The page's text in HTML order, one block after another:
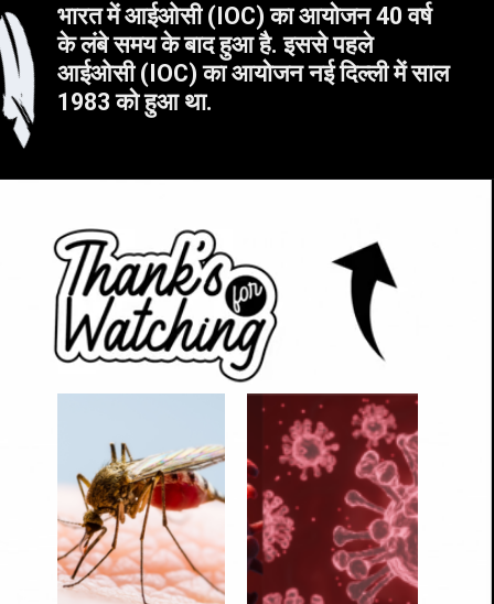
भारत में आईओसी (IOC) का आयोजन 40 वर्ष
के लंबे समय के बाद हुआ है. इससे पहले
आईओसी (IOC) का आयोजन नई दिल्ली में साल
1983 को हुआ था.